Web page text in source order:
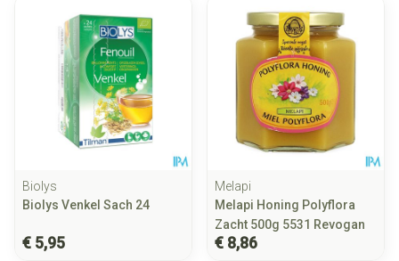
Biolys
Biolys Venkel Sach 24
€ 5,95
Melapi
Melapi Honing Polyflora
Zacht 500g 5531 Revogan
€ 8,86